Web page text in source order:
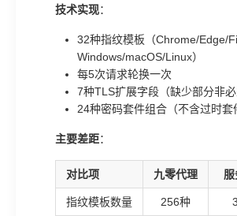
技术实现：
32种指纹模板（Chrome/Edge/
Windows/macOS/Linux）
每5次请求轮换一次
7种TLS扩展字段（缺少部分非必
24种密码套件组合（不含过时套
主要差距：
对比项 九零代理
指纹模板数量 256种